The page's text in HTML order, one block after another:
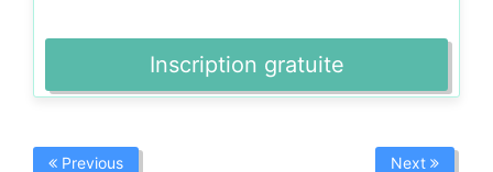
Inscription gratuite
Previous Next